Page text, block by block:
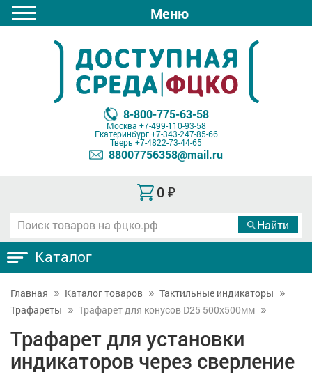
Меню
8-800-775-63-58
Москва +7-499-110-93-58
Екатеринбург+7-343-247-85-66
Тверь +7-4822-73-44-65
88007756358@mail.ru
0 ₽
Каталог
Главная Каталог товаров
Тактильные индикаторы
Трафареты
Трафарет для конусов D25 500x500мм
Трафарет для установки
индикаторов через сверление